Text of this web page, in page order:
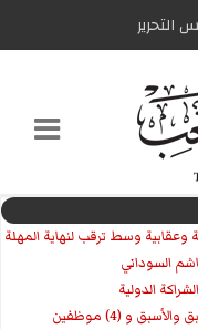
التحریر
وعقابية وسط ترقب لنهاية المهلة
السوداني
و (4) موظفين